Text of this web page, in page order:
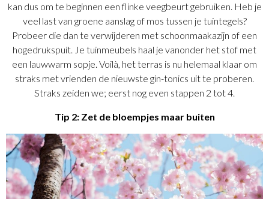
kan dus om te beginnen een flinke veegbeurt gebruiken. Heb je
veel last van groene aanslag of mos tussen je tuintegels?
Probeer die dan te verwijderen met schoonmaakazijn of een
hogedrukspuit. Je tuinmeubels haal je vanonder het stof met
een lauwwarm sopje. Voilà, het terras is nu helemaal klaar om
straks met vrienden de nieuwste gin-tonics uit te proberen.
Straks zeiden we; eerst nog even stappen 2 tot 4.
Tip 2: Zet de bloempjes maar buiten